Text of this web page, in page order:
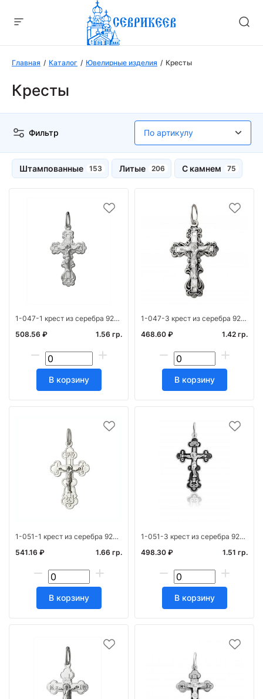
Главная Каталог Ювелирные изделия Кресты
Кресты
Фильтр
Штампованные Литые С камнем
1-047-1 крест из серебра 925* штамп белый
508.56 ₽
1.56 гр.
В корзину
1-047-3 крест из серебра 925* с частичным чернен
468.60 ₽
1.42 гр.
В корзину
1-051-1 крест из серебра 925* штамп белый
541.16 ₽
1.66 гр.
В корзину
1-051-3 крест из серебра 925* с частичным чернен
498.30 ₽
1.51 гр.
В корзину